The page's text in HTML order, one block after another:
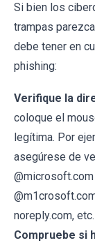
Si bien los
trampas
debe tener en
phishing:
Verifique la
coloque el
legítima. Por
asegúrese de
noreply.com, etc.
Compruebe si